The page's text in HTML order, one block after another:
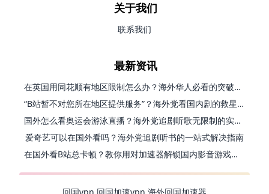
关于我们
联系我们
最新资讯
在英国用同花顺有地区限制怎么办？海外华人必看的突破指南（附小说影音技巧）
“B站暂不对您所在地区提供服务”？海外党看国内剧的救星来了！
国外怎么看奥运会游泳直播？海外党追剧听歌无限制的实用指南
爱奇艺可以在国外看吗？海外党追剧听书的一站式解决指南
在国外看B站总卡顿？教你用对加速器解锁国内影音游戏自由